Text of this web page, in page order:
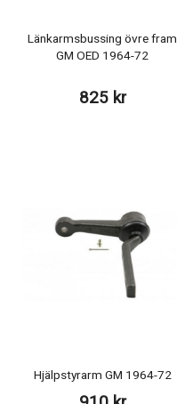
Länkarmsbussing övre fram
GM OED 1964-72
825 kr
Hjälpstyrarm GM 1964-72